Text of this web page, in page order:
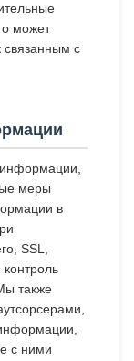
может
связанным с
меры
в
SSL,
также
с ними